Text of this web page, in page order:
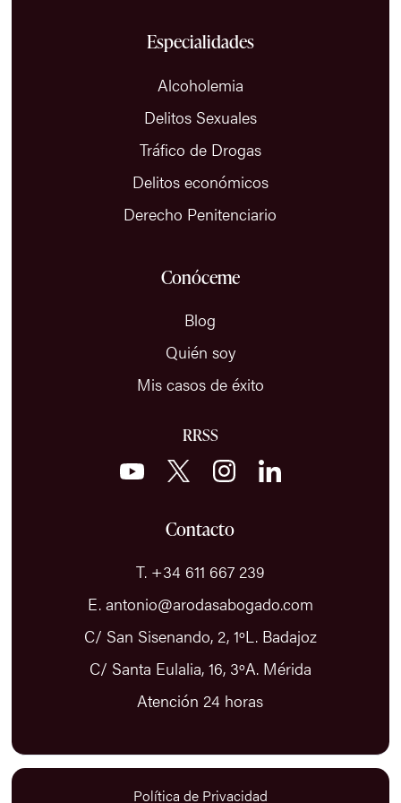
Especialidades
Alcoholemia
Delitos Sexuales
Tráfico de Drogas
Delitos económicos
Derecho Penitenciario
Conóceme
Blog
Quién soy
Mis casos de éxito
RRSS
Contacto
T. +34 611 667 239
E. antonio@arodasabogado.com
C/ San Sisenando, 2, 1ºL. Badajoz
C/ Santa Eulalia, 16, 3ºA. Mérida
Atención 24 horas
Política de Privacidad